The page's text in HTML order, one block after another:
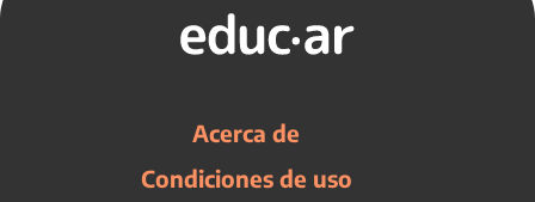
Acerca de
Condiciones de uso